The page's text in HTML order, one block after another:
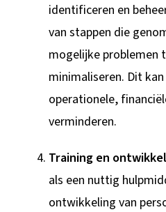
identificeren en
van stappen die
mogelijke problemen
minimaliseren. Dit
operationele,
verminderen.
Training en
als een nuttig
ontwikkeling van